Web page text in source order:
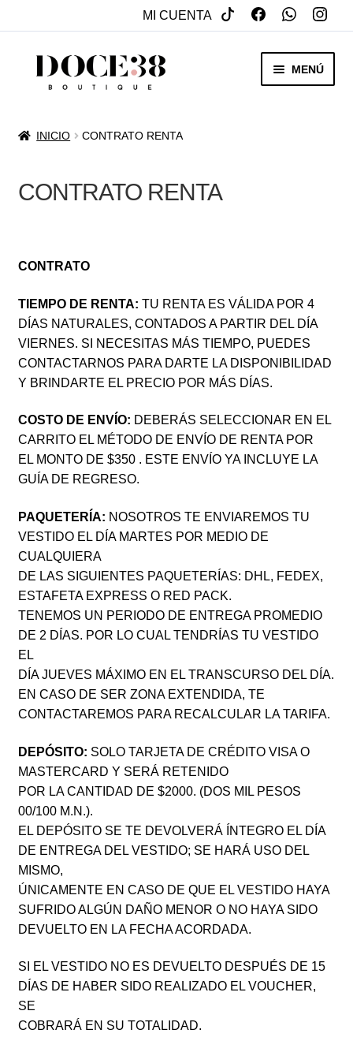
MI CUENTA
SALTAR
MENÚ
REBAJAS
MENÚ
HIJO
ACCESORIOS
INICIO CONTRATO RENTA
CONTRATO RENTA
CONTRATO
TIEMPO DE RENTA: TU RENTA ES VÁLIDA POR 4
DÍAS NATURALES, CONTADOS A PARTIR DEL DÍA
VIERNES. SI NECESITAS MÁS TIEMPO, PUEDES
CONTACTARNOS PARA DARTE LA DISPONIBILIDAD
Y BRINDARTE EL PRECIO POR MÁS DÍAS.
COSTO DE ENVÍO: DEBERÁS SELECCIONAR EN EL
CARRITO EL MÉTODO DE ENVÍO DE RENTA POR
EL MONTO DE $350 . ESTE ENVÍO YA INCLUYE LA
GUÍA DE REGRESO.
PAQUETERÍA: NOSOTROS TE ENVIAREMOS TU
VESTIDO EL DÍA MARTES POR MEDIO DE
CUALQUIERA
DE LAS SIGUIENTES PAQUETERÍAS: DHL, FEDEX,
ESTAFETA EXPRESS O RED PACK.
TENEMOS UN PERIODO DE ENTREGA PROMEDIO
DE 2 DÍAS. POR LO CUAL TENDRÍAS TU VESTIDO
EL
DÍA JUEVES MÁXIMO EN EL TRANSCURSO DEL DÍA.
EN CASO DE SER ZONA EXTENDIDA, TE
CONTACTAREMOS PARA RECALCULAR LA TARIFA.
DEPÓSITO: SOLO TARJETA DE CRÉDITO VISA O
MASTERCARD Y SERÁ RETENIDO
POR LA CANTIDAD DE $2000. (DOS MIL PESOS
00/100 M.N.).
EL DEPÓSITO SE TE DEVOLVERÁ ÍNTEGRO EL DÍA
DE ENTREGA DEL VESTIDO; SE HARÁ USO DEL
MISMO,
ÚNICAMENTE EN CASO DE QUE EL VESTIDO HAYA
SUFRIDO ALGÚN DAÑO MENOR O NO HAYA SIDO
DEVUELTO EN LA FECHA ACORDADA.
SI EL VESTIDO NO ES DEVUELTO DESPUÉS DE 15
DÍAS DE HABER SIDO REALIZADO EL VOUCHER,
SE
COBRARÁ EN SU TOTALIDAD.